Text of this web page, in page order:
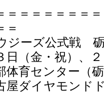
＝＝＝＝＝＝＝
＝
ジーズ公式戦
（金・祝）、
育センター（
ダイヤモンド